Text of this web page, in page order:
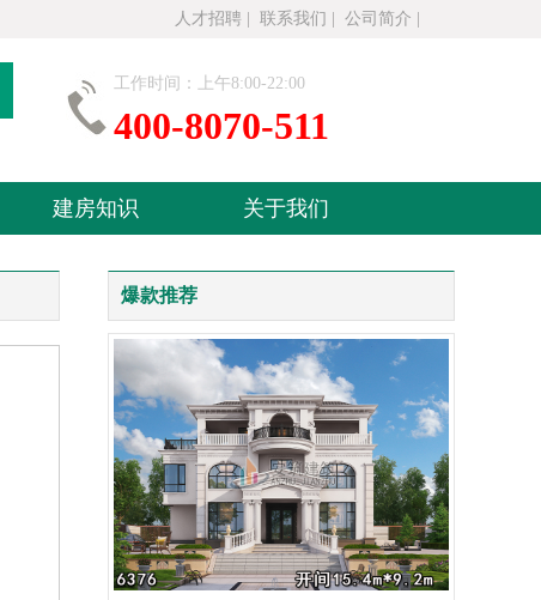
人才招聘 联系我们 公司简介
工作时间：上午8:00-22:00
400-8070-511
建房知识 关于我们
爆款推荐